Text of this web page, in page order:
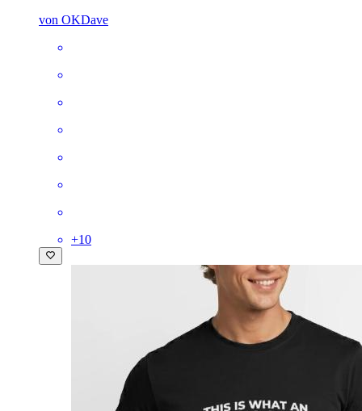
von OKDave
+10